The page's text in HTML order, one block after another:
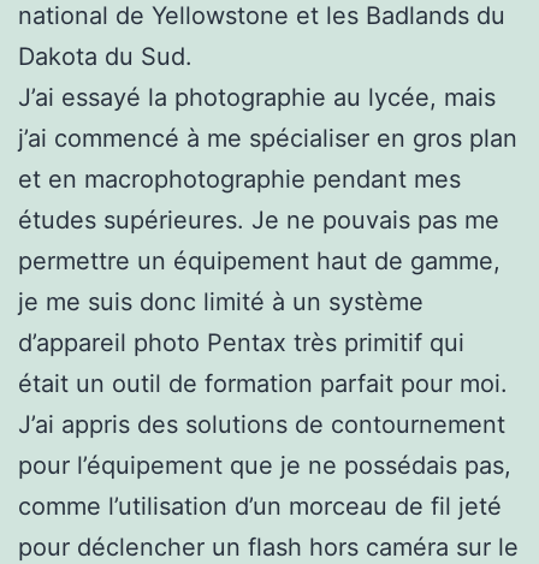
national de Yellowstone et les Badlands du
Dakota du Sud.
J’ai essayé la photographie au lycée, mais
j’ai commencé à me spécialiser en gros plan
et en macrophotographie pendant mes
études supérieures. Je ne pouvais pas me
permettre un équipement haut de gamme,
je me suis donc limité à un système
d’appareil photo Pentax très primitif qui
était un outil de formation parfait pour moi.
J’ai appris des solutions de contournement
pour l’équipement que je ne possédais pas,
comme l’utilisation d’un morceau de fil jeté
pour déclencher un flash hors caméra sur le